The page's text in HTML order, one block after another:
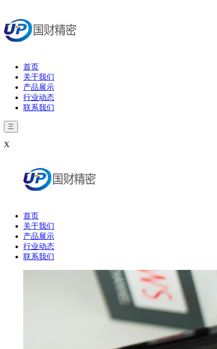
首页
关于我们
产品展示
行业动态
联系我们
三
X
首页
关于我们
产品展示
行业动态
联系我们